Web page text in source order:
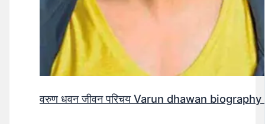
वरुण धवन जीवन परिचय Varun dhawan